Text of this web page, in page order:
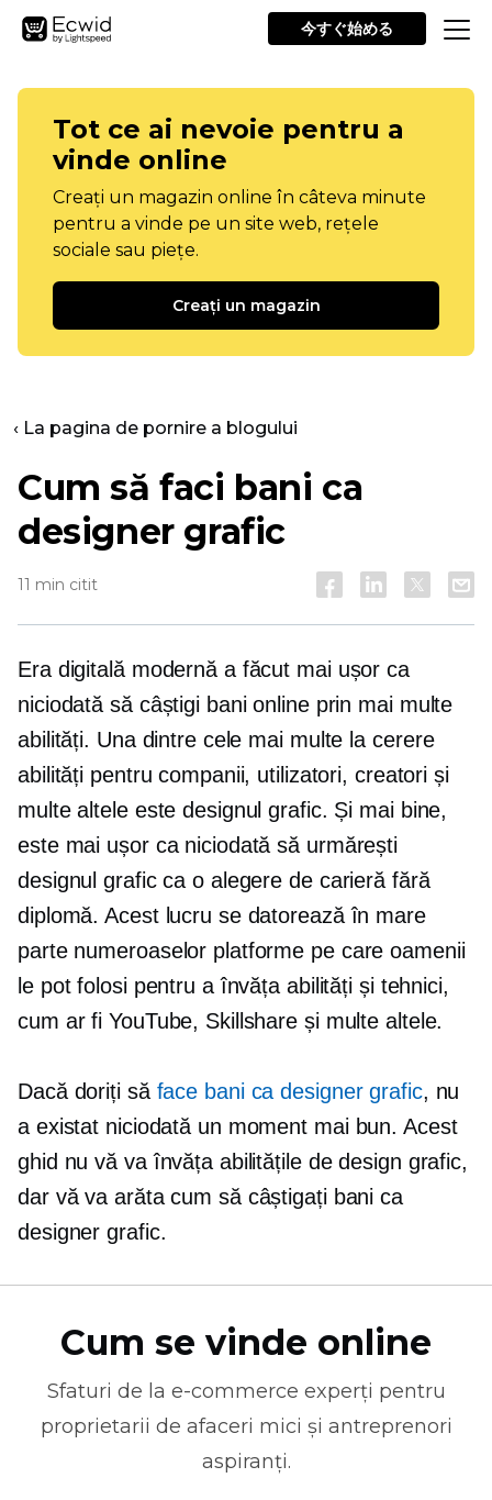
今すぐ始める
Tot ce ai nevoie pentru a
vinde online
Creați un magazin online în câteva minute
pentru a vinde pe un site web, rețele
sociale sau piețe.
Creați un magazin
‹ La pagina de pornire a blogului
Cum să faci bani ca
designer grafic
11 min citit
Era digitală modernă a făcut mai ușor ca
niciodată să câștigi bani online prin mai multe
abilități. Una dintre cele mai multe la cerere
abilități pentru companii, utilizatori, creatori și
multe altele este designul grafic. Și mai bine,
este mai ușor ca niciodată să urmărești
designul grafic ca o alegere de carieră fără
diplomă. Acest lucru se datorează în mare
parte numeroaselor platforme pe care oamenii
le pot folosi pentru a învăța abilități și tehnici,
cum ar fi YouTube, Skillshare și multe altele.
Dacă doriți să face bani ca designer grafic, nu
a existat niciodată un moment mai bun. Acest
ghid nu vă va învăța abilitățile de design grafic,
dar vă va arăta cum să câștigați bani ca
designer grafic.
Cum se vinde online
Sfaturi de la e-commerce experți pentru
proprietarii de afaceri mici și antreprenori
aspiranți.